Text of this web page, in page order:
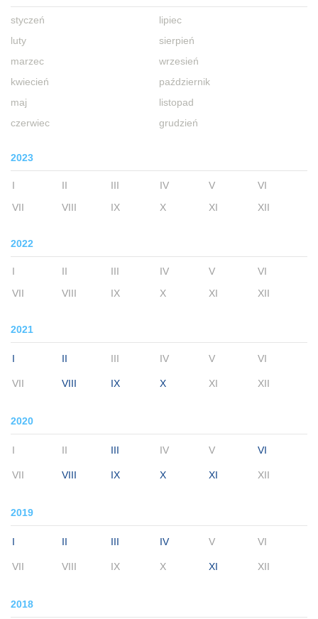
styczeń
luty
marzec
kwiecień
maj
czerwiec
lipiec
sierpień
wrzesień
październik
listopad
grudzień
2023
I II III IV V
VI
VII
VIII IX X XI XII
2022
I II III IV V
VI
VII
VIII IX X XI XII
2021
I II III IV V VI
VII VIII IX X XI XII
2020
I II III IV V VI
VII VIII IX X XI XII
2019
I II III IV V VI
VII VIII IX X XI XII
2018